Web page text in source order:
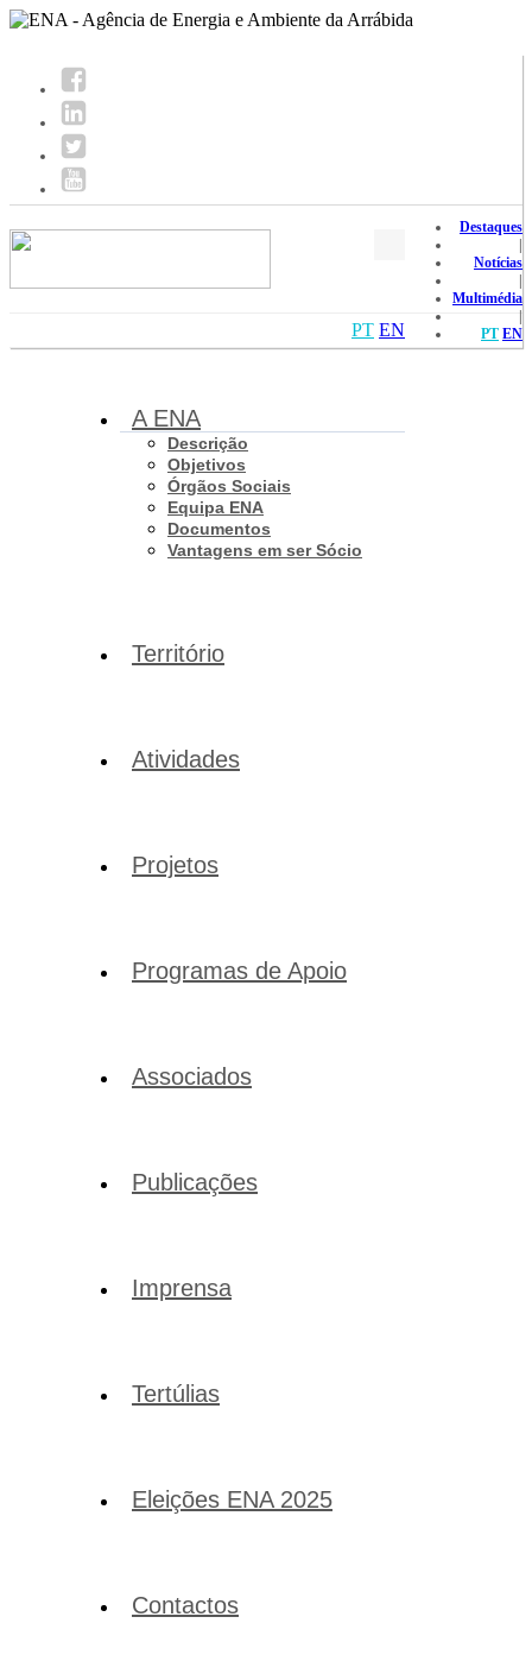
Destaques
Notícias
Multimédia
PT EN
PT EN
A ENA
Descrição
Objetivos
Órgãos Sociais
Equipa ENA
Documentos
Vantagens em ser Sócio
Território
Atividades
Projetos
Programas de Apoio
Associados
Publicações
Imprensa
Tertúlias
Eleições ENA 2025
Contactos